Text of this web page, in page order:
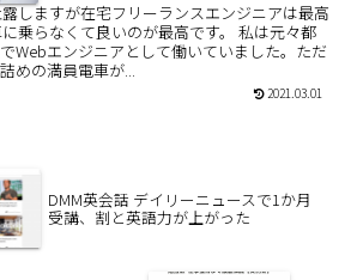
しますが在宅フリーランスエンジニアは最高
乗らなくて良いのが最高です。 私は元々都
Webエンジニアとして働いていました。ただ
めの満員電車が...
2021.03.01
DMM英会話 デイリーニュースで1か月
受講、割と英語力が上がった